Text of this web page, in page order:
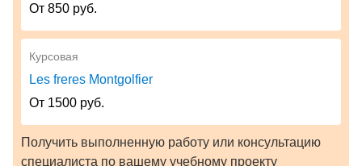
От 850 руб.
Курсовая
Les freres Montgolfier
От 1500 руб.
Получить выполненную работу или консультацию
специалиста по вашему учебному проекту